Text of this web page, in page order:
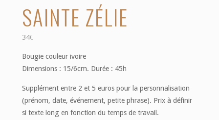
SAINTE ZÉLIE
34€
Bougie couleur ivoire
Dimensions : 15/6cm. Durée : 45h
Supplément entre 2 et 5 euros pour la personnalisation
(prénom, date, événement, petite phrase). Prix à définir
si texte long en fonction du temps de travail.